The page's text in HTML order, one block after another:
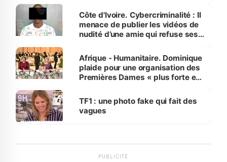
des Transports
Côte d'Ivoire. Cybercriminalité : Il
menace de publier les vidéos de
nudité d’une amie qui refuse ses
Afrique - Humanitaire. Dominique
plaide pour une organisation des
Premières Dames « plus forte et
sur la scène internationale »
TF1 : une photo fake qui fait des
vagues
PUBLICITÉ